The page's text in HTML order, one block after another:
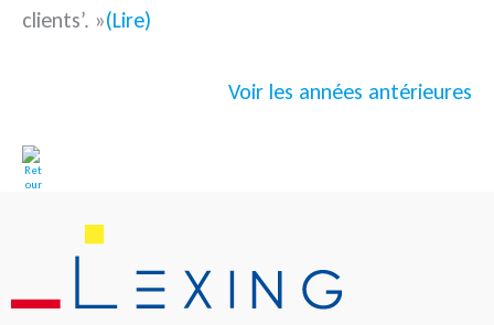
clients’. »(Lire)
Voir les années antérieures